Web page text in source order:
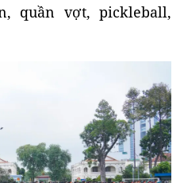
quần vợt, pickleball,